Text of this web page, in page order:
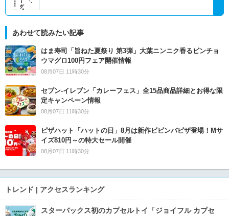
あわせて読みたい記事
はま寿司「旨ねた夏祭り 第3弾」大葉ニンニク香るビンチョ
ウマグロ100円フェア開催情報
08月07日 11時30分
セブン‐イレブン「カレーフェス」全15品商品詳細とお得な限
定キャンペーン情報
08月07日 11時30分
ピザハット「ハットの日」8月は新作ビビンバピザ登場！Mサ
イズ810円～の特大セール開催
08月07日 11時30分
トレンド | アクセスランキング
スターバックス初のカプセルトイ「ジョイフル カプセ